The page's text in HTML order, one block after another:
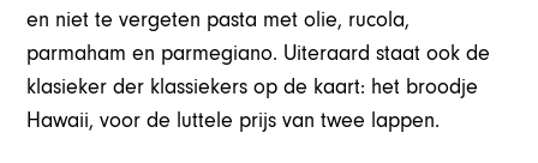
en niet te vergeten pasta met olie, rucola,
parmaham en parmegiano. Uiteraard staat ook de
klasieker der klassiekers op de kaart: het broodje
Hawaii, voor de luttele prijs van twee lappen.